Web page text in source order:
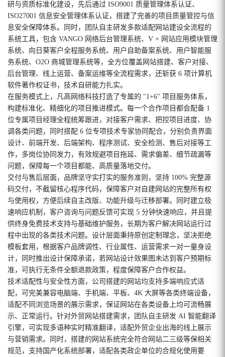
研与资质标准化建设，先后通过 ISO9001 质量管理体系认证、
ISO27001 信息安全管理体系认证，搭建了完善的项目质量管控与信
息安全保障体系。同时，团队自主研发多款适配网站建设全流程的
系统工具，包含 VANGO 网络后台管理系统、V + 网站应用模块管理
系统、向日葵客户全程服务系统、用户自助备案系统、用户智能服
务系统、O2O 商城管理系统等，全方位覆盖网站搭建、客户对接、
后台管理、线上运营、备案运维等全流程需求，还斩获 6 项计算机
软件著作权证书，技术自研能力扎实。
在服务模式上，凡高网络科技打造了专属的 "1+6" 项目服务体系，
构建标准化、精细化的项目推进模式。每一个合作项目都会配备 1
位专属项目经理全程统筹跟进，对接客户需求、把控项目进度、协
调各类问题，同时搭配 6 位专项技术专家协同配合，分别负责界面
设计、前端开发、后端架构、程序测试、安全检测、售后对接等工
作，多岗位协同发力，有效规避项目拖延、需求偏差、细节疏漏等
问题，保障每一个项目都能、高质量落地交付。
交付与售后层面，品牌坚守实打实的服务准则，坚持 100% 完整源
码交付，不截留核心程序代码，保障客户对自建网站的完整所有权
与使用权，方便后续自主改版、功能升级与迁移部署。同时建立极
速响应机制，客户咨询与问题反馈可实现 5 分钟快速响应，并且提
供终身免费技术支持与基础维护服务，长期为客户解决网站运行过
程中出现的各类技术问题。设计层面秉持原创定制理念，坚决拒绝
模板套用，根据客户品牌调性、行业属性、运营需求一对一量身设
计，同时推出设计保障承诺，若网站设计效果图未达到客户预期标
准，可执行无条件全额退款政策，程度保障客户合作权益。
技术适配性与安全性方面，公司搭建的网站均支持多端响应式适
配，可完美兼容电脑端、手机端、平板、4K 大屏等各类终端设备，
适配不同浏览场景的展示需求，保证网站在各类设备上均可流畅展
示、正常运行。针对外贸网站搭建需求，团队自主研发 AI 智能翻译
引擎，可实现多语种实时精准翻译，适配外贸企业出海的线上展示
与营销需求。同时，搭建的网站系统完全符合网站二三级等保相关
规范，支持国产化系统部署，适配各类政企单位的合规化使用要